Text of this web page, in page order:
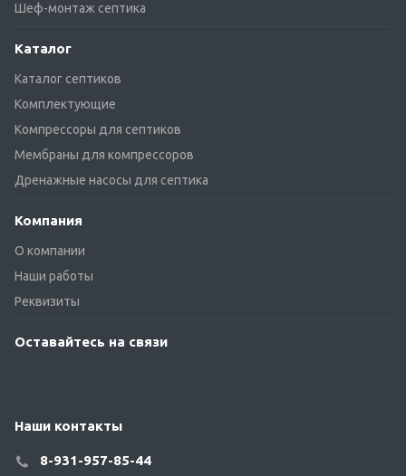
Шеф-монтаж септика
Каталог
Каталог септиков
Комплектующие
Компрессоры для септиков
Мембраны для компрессоров
Дренажные насосы для септика
Компания
О компании
Наши работы
Реквизиты
Оставайтесь на связи
Наши контакты
8-931-957-85-44